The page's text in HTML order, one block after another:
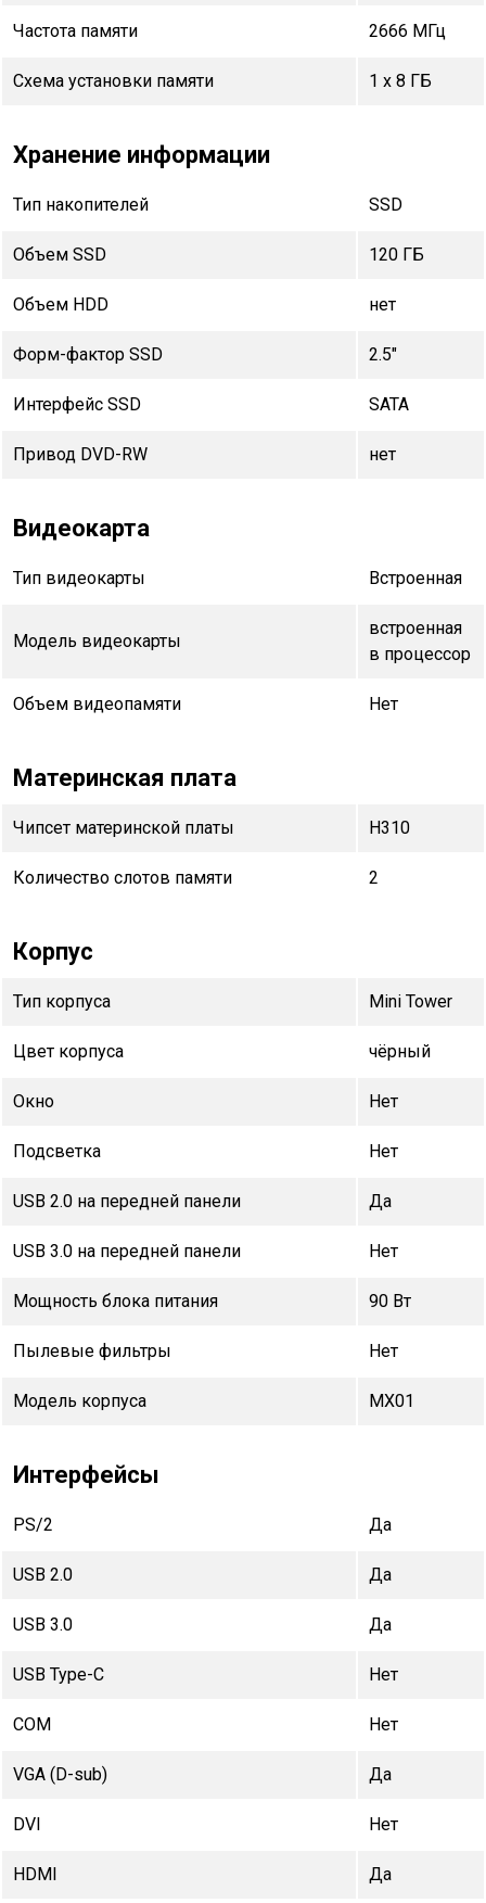
Частота памяти 2666 МГц
Схема установки памяти 1 x 8 ГБ
Хранение информации
Тип накопителей SSD
Объем SSD 120 ГБ
Объем HDD нет
Форм-фактор SSD 2.5"
Интерфейс SSD SATA
Привод DVD-RW нет
Видеокарта
Тип видеокарты Встроенная
Модель видеокарты
встроенная
в процессор
Объем видеопамяти Нет
Материнская плата
Чипсет материнской платы H310
Количество слотов памяти 2
Корпус
Тип корпуса Mini Tower
Цвет корпуса чёрный
Окно Нет
Подсветка Нет
USB 2.0 на передней панели Да
USB 3.0 на передней панели Нет
Мощность блока питания 90 Вт
Пылевые фильтры Нет
Модель корпуса MX01
Интерфейсы
PS/2 Да
USB 2.0 Да
USB 3.0 Да
USB Type-C Нет
COM Нет
VGA (D-sub) Да
DVI Нет
HDMI Да